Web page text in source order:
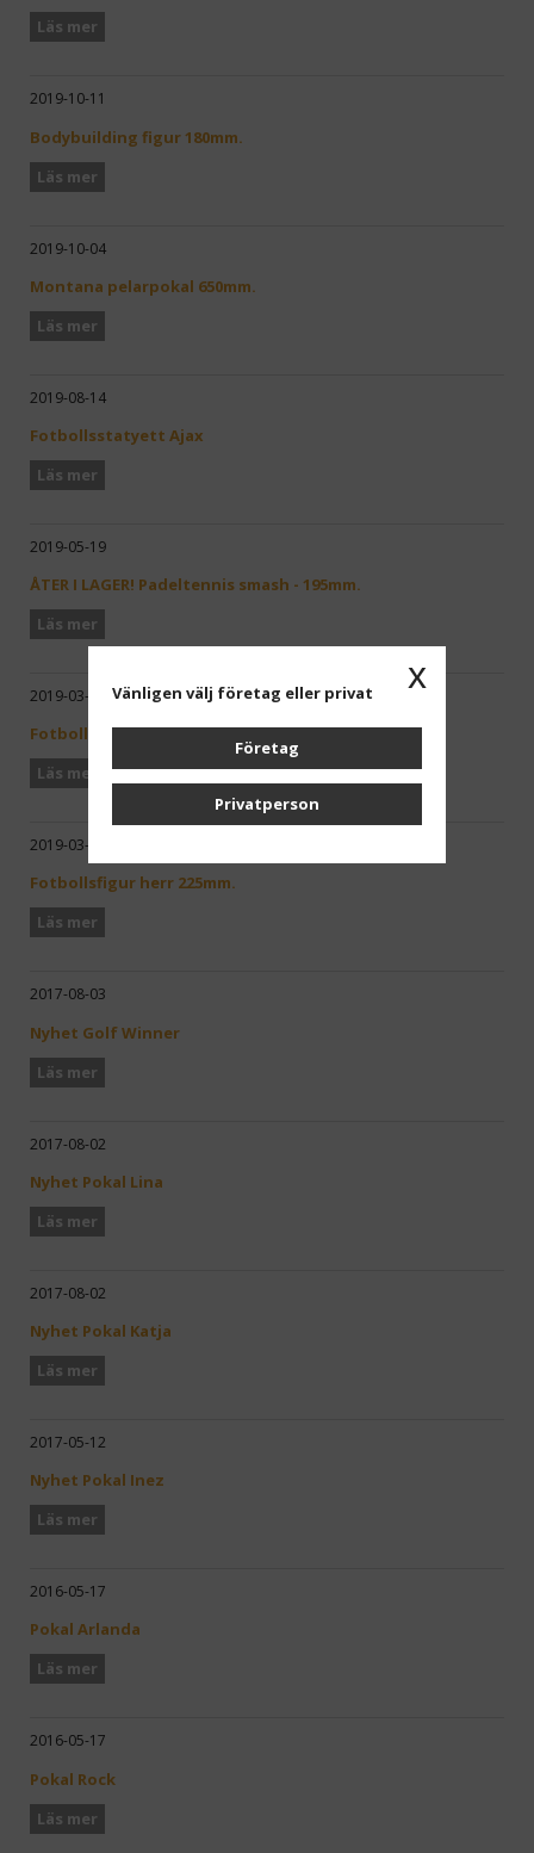
Läs mer
2019-10-11
Bodybuilding figur 180mm.
Läs mer
2019-10-04
Montana pelarpokal 650mm.
Läs mer
2019-08-14
Fotbollsstatyett Ajax
Läs mer
2019-05-19
ÅTER I LAGER! Padeltennis smash - 195mm.
Läs mer
2019-03-22
Fotbollsfigur dam 215mm.
Läs mer
2019-03-22
Fotbollsfigur herr 225mm.
Läs mer
2017-08-03
Nyhet Golf Winner
Läs mer
2017-08-02
Nyhet Pokal Lina
Läs mer
2017-08-02
Nyhet Pokal Katja
Läs mer
2017-05-12
Nyhet Pokal Inez
Läs mer
2016-05-17
Pokal Arlanda
Läs mer
2016-05-17
Pokal Rock
Läs mer
x
Vänligen välj företag eller privat
Företag
Privatperson